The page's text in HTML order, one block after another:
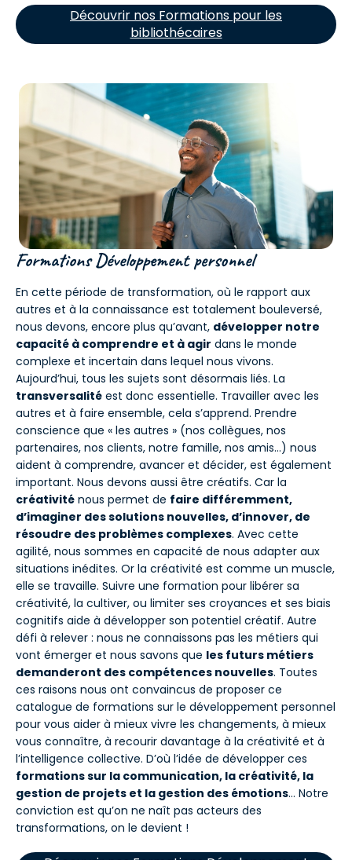
Découvrir nos Formations pour les
bibliothécaires
Formations Développement personnel
En cette période de transformation, où le rapport aux
autres et à la connaissance est totalement bouleversé,
nous devons, encore plus qu’avant, développer notre
capacité à comprendre et à agir dans le monde
complexe et incertain dans lequel nous vivons.
Aujourd’hui, tous les sujets sont désormais liés. La
transversalité est donc essentielle. Travailler avec les
autres et à faire ensemble, cela s’apprend. Prendre
conscience que « les autres » (nos collègues, nos
partenaires, nos clients, notre famille, nos amis…) nous
aident à comprendre, avancer et décider, est également
important. Nous devons aussi être créatifs. Car la
créativité nous permet de faire différemment,
d’imaginer des solutions nouvelles, d’innover, de
résoudre des problèmes complexes. Avec cette
agilité, nous sommes en capacité de nous adapter aux
situations inédites. Or la créativité est comme un muscle,
elle se travaille. Suivre une formation pour libérer sa
créativité, la cultiver, ou limiter ses croyances et ses biais
cognitifs aide à développer son potentiel créatif. Autre
défi à relever : nous ne connaissons pas les métiers qui
vont émerger et nous savons que les futurs métiers
demanderont des compétences nouvelles. Toutes
ces raisons nous ont convaincus de proposer ce
catalogue de formations sur le développement personnel
pour vous aider à mieux vivre les changements, à mieux
vous connaître, à recourir davantage à la créativité et à
l’intelligence collective. D’où l’idée de développer ces
formations sur la communication, la créativité, la
gestion de projets et la gestion des émotions… Notre
conviction est qu’on ne naît pas acteurs des
transformations, on le devient !